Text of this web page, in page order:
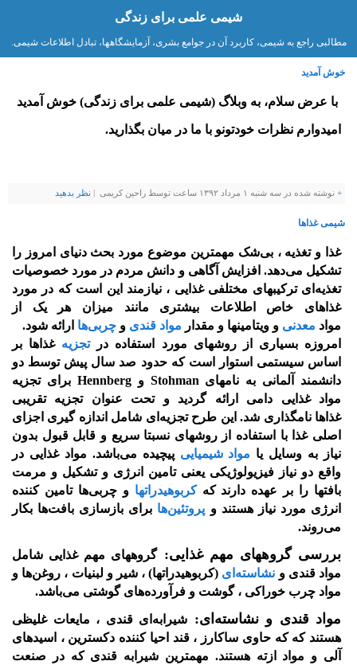
شیمی علمی برای زندگی
مطالبی راجع به شیمی، کاربرد آن در جوامع بشری، آزمایشگاهها، تبادل اطلاعات شیمی.
خوش آمدید
با عرض سلام، به وبلاگ (شیمی علمی برای زندگی) خوش آمدید
امیدوارم نظرات خودتونو با ما در میان بگذارید.
+ نوشته شده در سه شنبه ۱ مرداد ۱۳۹۲ ساعت توسط راحین کریمی | نظر بدهيد
شیمی غذاها
غذا و تغذیه ، بی‌شک مهمترین موضوع مورد بحث دنیای امروز را
تشکیل می‌دهد. افزایش آگاهی و دانش مردم در مورد خصوصیات
تغذیه‌ای ترکیبهای مختلفی غذایی ، نیازمند این است که در مورد
غذاهای خاص اطلاعات بیشتری مانند میزان هر یک از
مواد معدنی و ویتامینها و مقدار مواد قندی و چربی‌ها ارائه شود.
امروزه بسیاری از روشهای مورد استفاده درتجزیه غذاها بر
اساس سیستمی استوار است که حدود صد سال پیش توسط دو
دانشمند آلمانی به نامهای Stohman و Hennberg برای تجزیه
مواد غذایی دامی ارائه گردید و تحت عنوان تجزیه تقریبی
غذاها نامگذاری شد. این طرح تجزیه‌ای شامل اندازه گیری اجزای
اصلی غذا با استفاده از روشهای نسبتا سریع و قابل قبول بدون
نیاز به وسایل یا مواد شیمیایی پیچیده می‌باشد. مواد غذایی در
واقع دو نیاز فیزیولوژیکی یعنی تامین انرژی و تشکیل و مرمت
بافتها را بر عهده دارند کهکربوهیدراتها و چربی‌ها تامین کننده
انرژی مورد نیاز هستند و پروتئین‌ها برای بازسازی بافت‌ها بکار
می‌روند.
بررسی گروههای مهم غذایی:گروههای مهم غذایی شامل
مواد قندی و نشاسته‌ای (کربوهیدراتها) ، شیر و لبنیات ، روغن‌ها و
مواد چرب خوراکی ، گوشت و فرآورده‌های گوشتی می‌باشد.
مواد قندی و نشاسته‌ای: شیرابه‌ای قندی ، مایعات غلیظی
هستند که که حاوی ساکارز ، قند احیا کننده دکسترین ، اسیدهای
آلی و مواد ازته هستند. مهمترین شیرابه قندی که در صنعت